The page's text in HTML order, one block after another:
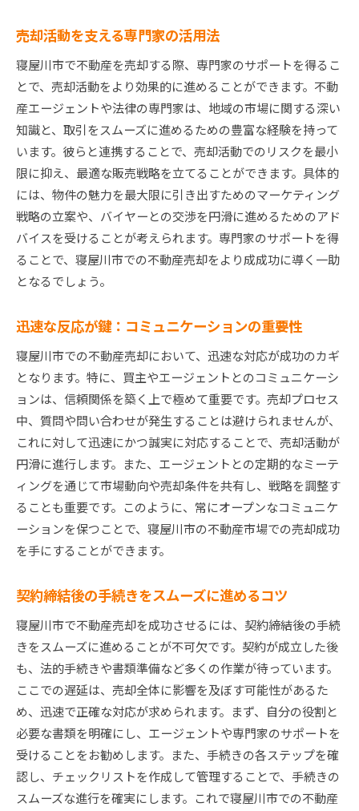
売却活動を支える専門家の活用法
寝屋川市で不動産を売却する際、専門家のサポートを得るこ
とで、売却活動をより効果的に進めることができます。不動
産エージェントや法律の専門家は、地域の市場に関する深い
知識と、取引をスムーズに進めるための豊富な経験を持って
います。彼らと連携することで、売却活動でのリスクを最小
限に抑え、最適な販売戦略を立てることができます。具体的
には、物件の魅力を最大限に引き出すためのマーケティング
戦略の立案や、バイヤーとの交渉を円滑に進めるためのアド
バイスを受けることが考えられます。専門家のサポートを得
ることで、寝屋川市での不動産売却をより成成功に導く一助
となるでしょう。
迅速な反応が鍵：コミュニケーションの重要性
寝屋川市での不動産売却において、迅速な対応が成功のカギ
となります。特に、買主やエージェントとのコミュニケーシ
ョンは、信頼関係を築く上で極めて重要です。売却プロセス
中、質問や問い合わせが発生することは避けられませんが、
これに対して迅速にかつ誠実に対応することで、売却活動が
円滑に進行します。また、エージェントとの定期的なミーテ
ィングを通じて市場動向や売却条件を共有し、戦略を調整す
ることも重要です。このように、常にオープンなコミュニケ
ーションを保つことで、寝屋川市の不動産市場での売却成功
を手にすることができます。
契約締結後の手続きをスムーズに進めるコツ
寝屋川市で不動産売却を成功させるには、契約締結後の手続
きをスムーズに進めることが不可欠です。契約が成立した後
も、法的手続きや書類準備など多くの作業が待っています。
ここでの遅延は、売却全体に影響を及ぼす可能性があるた
め、迅速で正確な対応が求められます。まず、自分の役割と
必要な書類を明確にし、エージェントや専門家のサポートを
受けることをお勧めします。また、手続きの各ステップを確
認し、チェックリストを作成して管理することで、手続きの
スムーズな進行を確実にします。これで寝屋川市での不動産